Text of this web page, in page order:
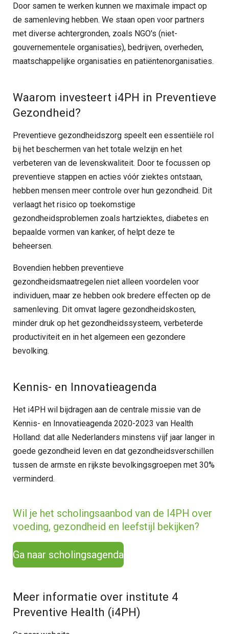
Door samen te werken kunnen we maximale impact op
de samenleving hebben. We staan open voor partners
met diverse achtergronden, zoals NGO's (niet-
gouvernementele organisaties), bedrijven, overheden,
maatschappelijke organisaties en patiëntenorganisaties.
Waarom investeert i4PH in Preventieve
Gezondheid?
Preventieve gezondheidszorg speelt een essentiële rol
bij het beschermen van het totale welzijn en het
verbeteren van de levenskwaliteit. Door te focussen op
preventieve stappen en acties vóór ziektes ontstaan,
hebben mensen meer controle over hun gezondheid. Dit
verlaagt het risico op toekomstige
gezondheidsproblemen zoals hartziektes, diabetes en
bepaalde vormen van kanker, of helpt deze te
beheersen.
Bovendien hebben preventieve
gezondheidsmaatregelen niet alleen voordelen voor
individuen, maar ze hebben ook bredere effecten op de
samenleving. Dit omvat lagere gezondheidskosten,
minder druk op het gezondheidssysteem, verbeterde
productiviteit en in het algemeen een gezondere
bevolking.
Kennis- en Innovatieagenda
Het i4PH wil bijdragen aan de centrale missie van de
Kennis- en Innovatieagenda 2020-2023 van Health
Holland: dat alle Nederlanders minstens vijf jaar langer in
goede gezondheid leven en dat gezondheidsverschillen
tussen de armste en rijkste bevolkingsgroepen met 30%
verminderd.
Wil je het scholingsaanbod van de I4PH over
voeding, gezondheid en leefstijl bekijken?
Ga naar scholingsagenda
Meer informatie over institute 4
Preventive Health (i4PH)